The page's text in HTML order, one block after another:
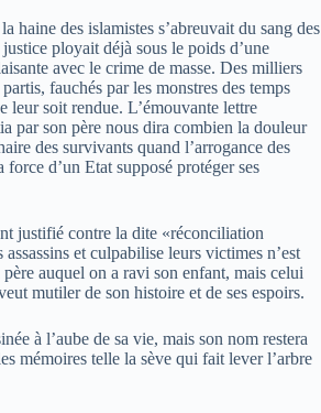
haine des islamistes s’abreuvait du sang des
ployait déjà sous le poids d’une
avec le crime de masse. Des milliers
fauchés par les monstres des temps
leur soit rendue. L’émouvante lettre
par son père nous dira combien la douleur
des survivants quand l’arrogance des
d’un Etat supposé protéger ses
justifié contre la dite «réconciliation
et culpabilise leurs victimes n’est
auquel on a ravi son enfant, mais celui
mutiler de son histoire et de ses espoirs.
à l’aube de sa vie, mais son nom restera
mémoires telle la sève qui fait lever l’arbre